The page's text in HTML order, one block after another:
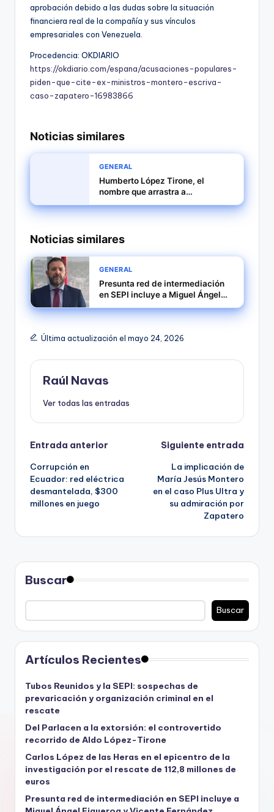
aprobación debido a las dudas sobre la situación
financiera real de la compañía y sus vínculos
empresariales con Venezuela.
Procedencia: OKDIARIO
https://okdiario.com/espana/acusaciones-populares-
piden-que-cite-ex-ministros-montero-escriva-
caso-zapatero-16983866
Noticias similares
GENERAL
Humberto López Tirone, el
nombre que arrastra a
IBEROATUR hacia la memoria de
la represión panameña
Noticias similares
GENERAL
Presunta red de intermediación
en SEPI incluye a Miguel Ángel
Figueroa y Vicente Fernández
Última actualización el mayo 24, 2026
Raúl Navas
Ver todas las entradas
Navegación
de
entradas
Entrada anterior
Corrupción en
Ecuador: red eléctrica
desmantelada, $300
millones en juego
Siguiente entrada
La implicación de
María Jesús Montero
en el caso Plus Ultra y
su admiración por
Zapatero
Buscar
Buscar
Artículos Recientes
Tubos Reunidos y la SEPI: sospechas de
prevaricación y organización criminal en el
rescate
Del Parlacen a la extorsión: el controvertido
recorrido de Aldo López-Tirone
Carlos López de las Heras en el epicentro de la
investigación por el rescate de 112,8 millones de
euros
Presunta red de intermediación en SEPI incluye a